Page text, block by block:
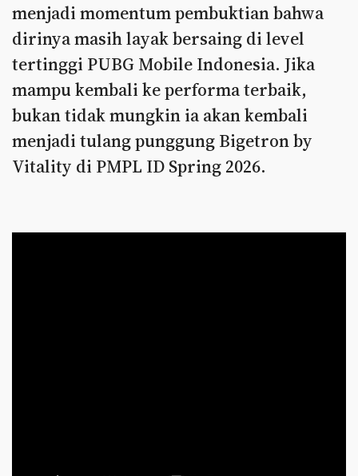
menjadi momentum pembuktian bahwa
dirinya masih layak bersaing di level
tertinggi PUBG Mobile Indonesia. Jika
mampu kembali ke performa terbaik,
bukan tidak mungkin ia akan kembali
menjadi tulang punggung Bigetron by
Vitality di PMPL ID Spring 2026.